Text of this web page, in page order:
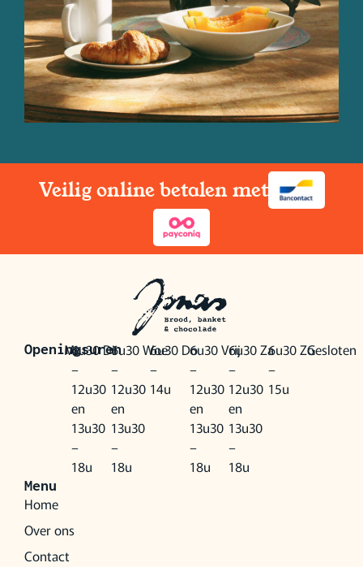
Veilig online betalen met
Openingsuren
Ma6u30
–
12u30
en
13u30
–
18u
Di6u30
–
12u30
en
13u30
–
18u
Woe
6u30
–
14u
Do6u30
–
12u30
en
13u30
–
18u
Vrij
6u30
–
12u30
en
13u30
–
18u
Za6u30
–
15u
ZoGesloten
Menu
Home
Over ons
Contact